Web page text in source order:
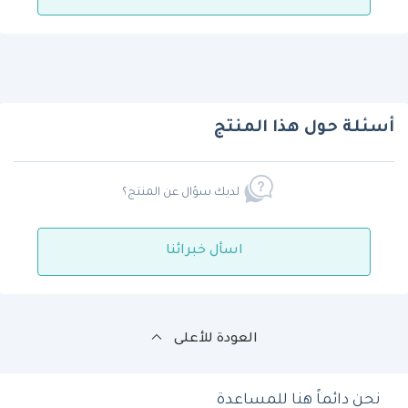
أسئلة حول هذا المنتج
لديك سؤال عن المنتج؟
اسأل خبرائنا
العودة للأعلى
نحن دائماً هنا للمساعدة